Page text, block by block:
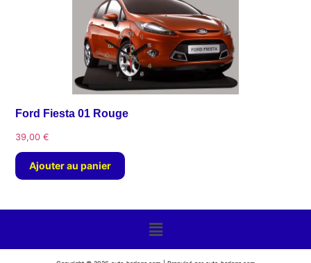
Ford Fiesta 01 Rouge
39,00 €
Ajouter au panier